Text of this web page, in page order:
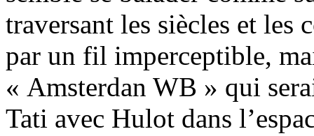
traversant les siècles et les
par un fil imperceptible,
« Amsterdan WB » qui
Tati avec Hulot dans